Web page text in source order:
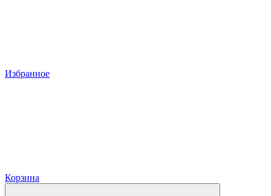
Избранное
Корзина